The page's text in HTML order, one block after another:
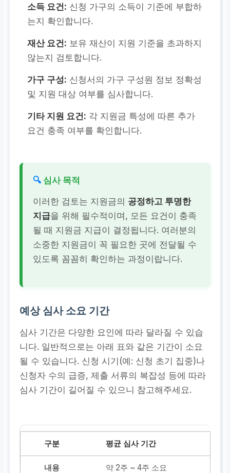
소득 요건: 신청 가구의 소득이 기준에 부합하
는지 확인합니다.
재산 요건: 보유 재산이 지원 기준을 초과하지
않는지 검토합니다.
가구 구성: 신청서의 가구 구성원 정보 정확성
및 지원 대상 여부를 심사합니다.
기타 지원 요건: 각 지원금 특성에 따른 추가
요건 충족 여부를 확인합니다.
🔍 심사 목적
이러한 검토는 지원금의 공정하고 투명한
지급을 위해 필수적이며, 모든 요건이 충족
될 때 지원금 지급이 결정됩니다. 여러분의
소중한 지원금이 꼭 필요한 곳에 전달될 수
있도록 꼼꼼히 확인하는 과정이랍니다.
예상 심사 소요 기간
심사 기간은 다양한 요인에 따라 달라질 수 있습
니다. 일반적으로는 아래 표와 같은 기간이 소요
될 수 있습니다. 신청 시기(예: 신청 초기 집중)나
신청자 수의 급증, 제출 서류의 복잡성 등에 따라
심사 기간이 길어질 수 있으니 참고해주세요.
평균 심사 기간
약 2주 ~ 4주 소요